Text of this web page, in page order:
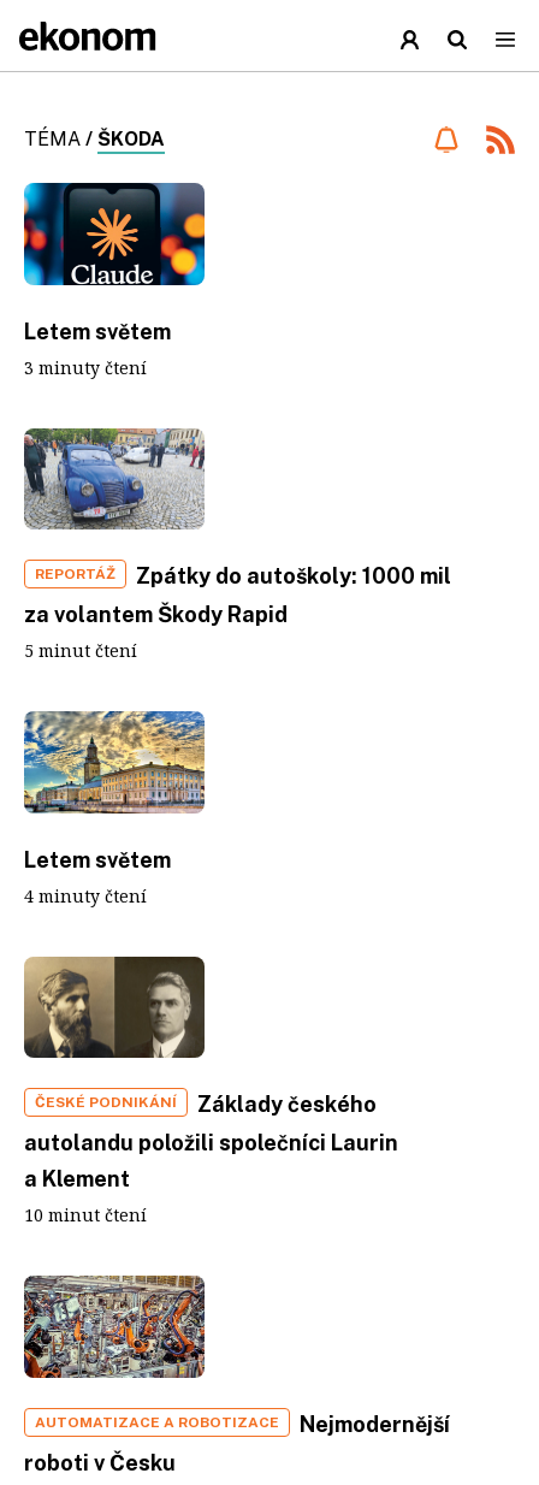
TÉMA / ŠKODA
Letem světem
3 minuty čtení
REPORTÁŽ
Zpátky do autoškoly: 1000 mil
za volantem Škody Rapid
5 minut čtení
Letem světem
4 minuty čtení
ČESKÉ PODNIKÁNÍ
Základy českého
autolandu položili společníci Laurin
a Klement
10 minut čtení
AUTOMATIZACE A ROBOTIZACE
Nejmodernější
roboti v Česku